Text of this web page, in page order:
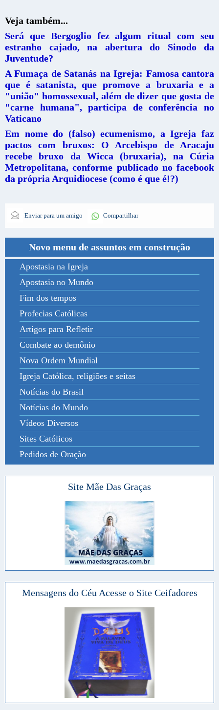
Veja também...
Será que Bergoglio fez algum ritual com seu
estranho cajado, na abertura do Sinodo da
Juventude?
A Fumaça de Satanás na Igreja: Famosa cantora
que é satanista, que promove a bruxaria e a
"união" homossexual, além de dizer que gosta de
"carne humana", participa de conferência no
Vaticano
Em nome do (falso) ecumenismo, a Igreja faz
pactos com bruxos: O Arcebispo de Aracaju
recebe bruxo da Wicca (bruxaria), na Cúria
Metropolitana, conforme publicado no facebook
da própria Arquidiocese (como é que é!?)
Enviar para um amigo Compartilhar
Novo menu de assuntos em construção
Apostasia na Igreja
Apostasia no Mundo
Fim dos tempos
Profecias Católicas
Artigos para Refletir
Combate ao demônio
Nova Ordem Mundial
Igreja Católica, religiões e seitas
Notícias do Brasil
Notícias do Mundo
Vídeos Diversos
Sites Católicos
Pedidos de Oração
Site Mãe Das Graças
Mensagens do Céu Acesse o Site Ceifadores